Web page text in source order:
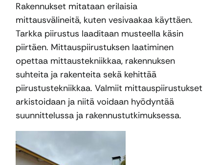
Rakennukset mitataan erilaisia
mittausvälineitä, kuten vesivaakaa käyttäen.
Tarkka piirustus laaditaan musteella käsin
piirtäen. Mittauspiirustuksen laatiminen
opettaa mittaustekniikkaa, rakennuksen
suhteita ja rakenteita sekä kehittää
piirustustekniikkaa. Valmiit mittauspiirustukset
arkistoidaan ja niitä voidaan hyödyntää
suunnittelussa ja rakennustutkimuksessa.